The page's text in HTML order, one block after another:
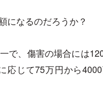
になるのだろうか？
で、傷害の場合には
応じて75万円から